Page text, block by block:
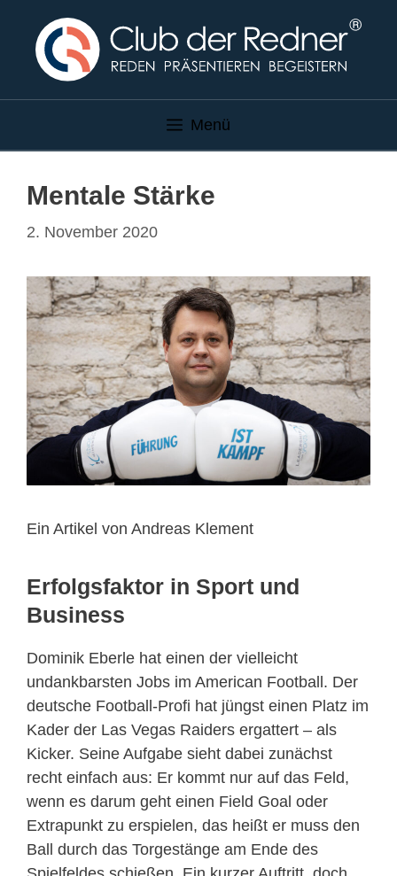
Inhalt
springen
Menü
Mentale Stärke
2. November 2020
Ein Artikel von Andreas Klement
Erfolgsfaktor in Sport und
Business
Dominik Eberle hat einen der vielleicht
undankbarsten Jobs im American Football. Der
deutsche Football-Profi hat jüngst einen Platz im
Kader der Las Vegas Raiders ergattert – als
Kicker. Seine Aufgabe sieht dabei zunächst
recht einfach aus: Er kommt nur auf das Feld,
wenn es darum geht einen Field Goal oder
Extrapunkt zu erspielen, das heißt er muss den
Ball durch das Torgestänge am Ende des